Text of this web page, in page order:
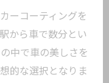
グの長持ちテク
処理の重要性
ングに与える影
ーコーティングを
から車で数分とい
中で車の美しさを
的な選択となりま